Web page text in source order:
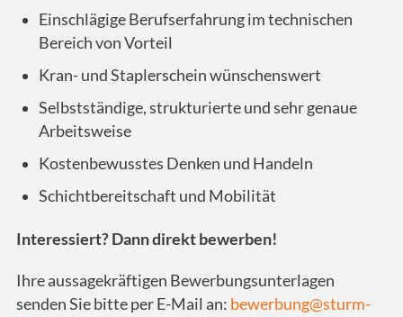
Einschlägige Berufserfahrung im technischen
Bereich von Vorteil
Kran- und Staplerschein wünschenswert
Selbstständige, strukturierte und sehr genaue
Arbeitsweise
Kostenbewusstes Denken und Handeln
Schichtbereitschaft und Mobilität
Interessiert? Dann direkt bewerben!
Ihre aussagekräftigen Bewerbungsunterlagen
senden Sie bitte per E-Mail an: bewerbung@sturm-